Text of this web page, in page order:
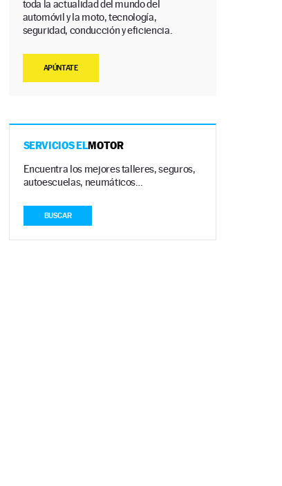
toda la actualidad del mundo del
automóvil y la moto, tecnología,
seguridad, conducción y eficiencia.
APÚNTATE
SERVICIOS ELMOTOR
Encuentra los mejores talleres, seguros,
autoescuelas, neumáticos…
BUSCAR